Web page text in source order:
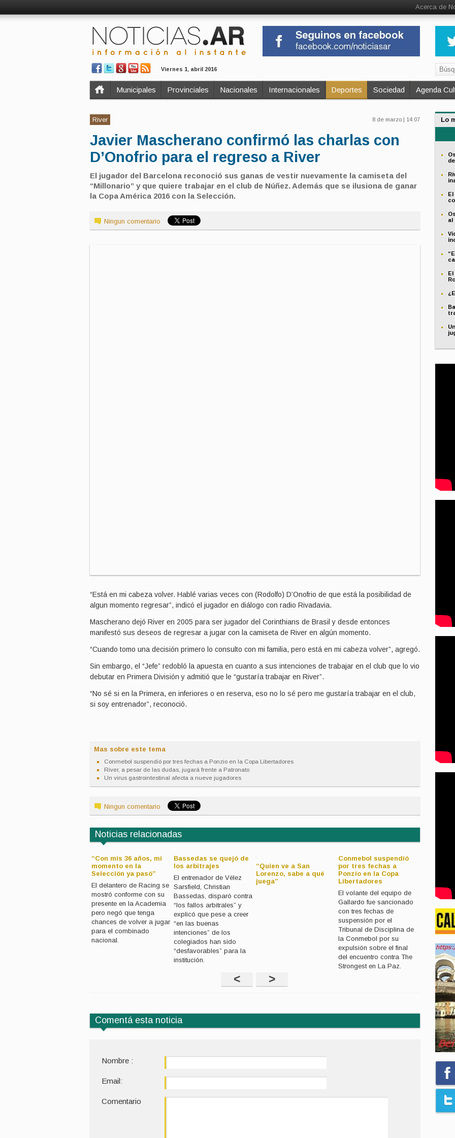
Acerca de
Viernes 1, abril 2016
Municipales Provinciales Nacionales Internacionales Deportes Sociedad Agenda
River 8 de marzo | 14:07
Javier Mascherano confirmó las charlas con
D’Onofrio para el regreso a River
El jugador del Barcelona reconoció sus ganas de vestir nuevamente la camiseta del
“Millonario” y que quiere trabajar en el club de Núñez. Además que se ilusiona de ganar
la Copa América 2016 con la Selección.
Ningun comentario
“Está en mi cabeza volver. Hablé varias veces con (Rodolfo) D’Onofrio de que está la posibilidad de
algun momento regresar”, indicó el jugador en diálogo con radio Rivadavia.
Mascherano dejó River en 2005 para ser jugador del Corinthians de Brasil y desde entonces
manifestó sus deseos de regresar a jugar con la camiseta de River en algún momento.
“Cuando tomo una decisión primero lo consulto con mi familia, pero está en mi cabeza volver”, agregó.
Sin embargo, el “Jefe” redobló la apuesta en cuanto a sus intenciones de trabajar en el club que lo vio
debutar en Primera División y admitió que le “gustaría trabajar en River”.
“No sé si en la Primera, en inferiores o en reserva, eso no lo sé pero me gustaría trabajar en el club,
si soy entrenador”, reconoció.
Mas sobre este tema
Conmebol suspendió por tres fechas a Ponzio en la Copa Libertadores
River, a pesar de las dudas, jugará frente a Patronato
Un virus gastrointestinal afecta a nueve jugadores
Ningun comentario
Noticias relacionadas
“Con mis 36 años, mi
momento en la
Selección ya pasó”
El delantero de Racing se
mostró conforme con su
presente en la Academia
pero negó que tenga
chances de volver a jugar
para el combinado
nacional.
Bassedas se quejó de
los arbitrajes
El entrenador de Vélez
Sarsfield, Christian
Bassedas, disparó contra
“los fallos arbitrales” y
explicó que pese a creer
“en las buenas
intenciones” de los
colegiados han sido
“desfavorables” para la
institución.
“Quien ve a San
Lorenzo, sabe a qué
juega”
Conmebol suspendió
por tres fechas a
Ponzio en la Copa
Libertadores
El volante del equipo de
Gallardo fue sancionado
con tres fechas de
suspensión por el
Tribunal de Disciplina de
la Conmebol por su
expulsión sobre el final
del encuentro contra The
Strongest en La Paz.
mejor de
< >
Comentá esta noticia
Nombre :
Email:
Comentario
Lo
al
El